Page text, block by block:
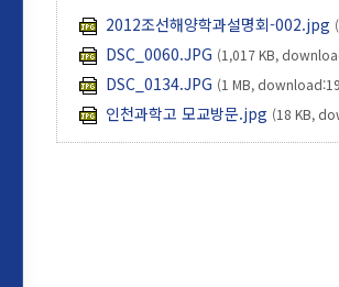
2012조선해양학과설명회-002.jpg
DSC_0060.JPG (1,017 KB,
DSC_0134.JPG (1 MB,
인천과학고 모교방문.jpg (18 KB,